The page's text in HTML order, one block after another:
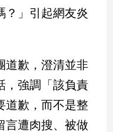
？」引起網友炎
道歉，澄清並非
，強調「該負責
道歉，而不是整
言遭肉搜、被做